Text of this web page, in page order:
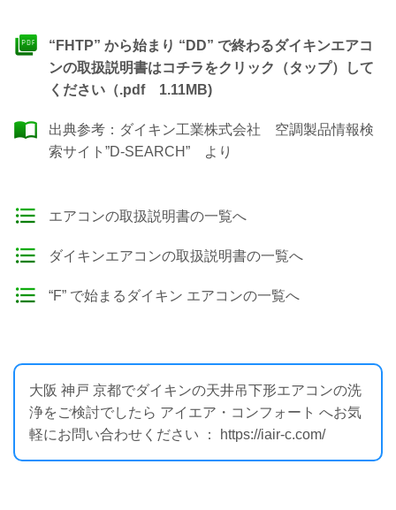
“FHTP” から始まり “DD” で終わるダイキンエアコ
ンの取扱説明書はコチラをクリック（タップ）して
ください（.pdf 1.11MB)
出典参考： ダイキン工業株式会社 空調製品情報検
索サイト”D-SEARCH” より
エアコンの取扱説明書の一覧へ
ダイキンエアコンの取扱説明書の一覧へ
“F” で始まるダイキン エアコンの一覧へ
大阪 神戸 京都でダイキンの天井吊下形エアコンの洗
浄をご検討でしたら アイエア・コンフォート へお気
軽にお問い合わせください ： https://iair-c.com/